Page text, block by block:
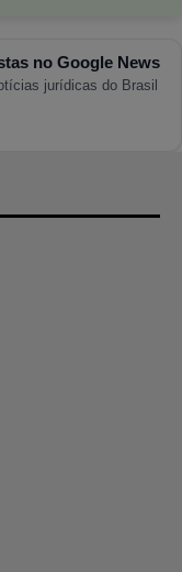
no Google News
jurídicas do Brasil